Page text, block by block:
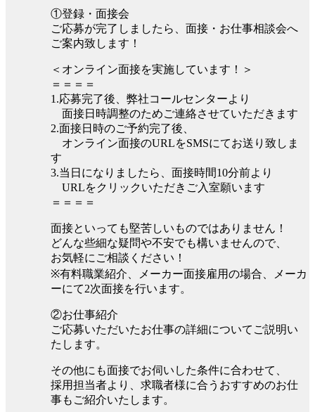
①登録・面接会
ご応募が完了しましたら、面接・お仕事相談会へ
ご案内致します！
＜オンライン面接を実施しています！＞
＝＝＝＝
1.応募完了後、弊社コールセンターより
面接日時調整のためご連絡させていただきます
2.面接日時のご予約完了後、
オンライン面接のURLをSMSにてお送り致しま
す
3.当日になりましたら、面接時間10分前より
URLをクリックいただきご入室願います
＝＝＝＝
面接といっても堅苦しいものではありません！
どんな些細な疑問や不安でも構いませんので、
お気軽にご相談ください！
※有料職業紹介、メーカー面接雇用の場合、メーカ
ーにて2次面接を行います。
②お仕事紹介
ご応募いただいたお仕事の詳細についてご説明い
たします。
その他にも面接でお伺いした条件に合わせて、
採用担当者より、求職者様に合うおすすめのお仕
事もご紹介いたします。